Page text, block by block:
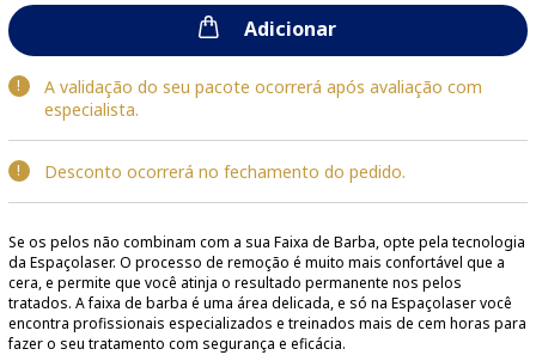
Adicionar
A validação do seu pacote ocorrerá após avaliação com
especialista.
Desconto ocorrerá no fechamento do pedido.
Se os pelos não combinam com a sua Faixa de Barba, opte pela tecnologia
da Espaçolaser. O processo de remoção é muito mais confortável que a
cera, e permite que você atinja o resultado permanente nos pelos
tratados. A faixa de barba é uma área delicada, e só na Espaçolaser você
encontra profissionais especializados e treinados mais de cem horas para
fazer o seu tratamento com segurança e eficácia.